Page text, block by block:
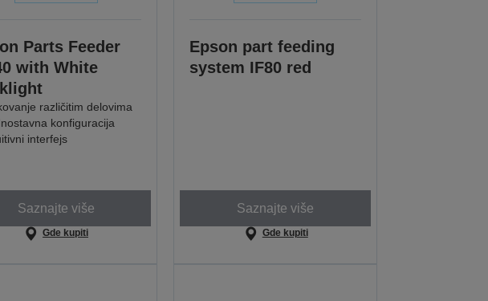
Parts Feeder
with White
različitim delovima
konfiguracija
interfejs
Saznajte više
Gde kupiti
Epson part feeding
system IF80 red
Saznajte više
Gde kupiti